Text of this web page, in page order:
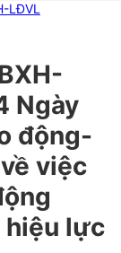
LĐVL
Ngày
động-
việc
hiệu lực